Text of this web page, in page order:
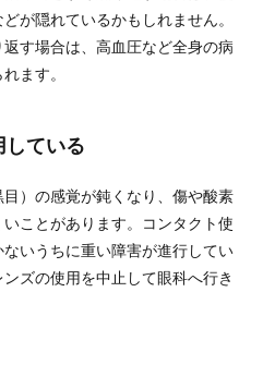
が隠れているかもしれません。
す場合は、高血圧など全身の病
ます。
している
）の感覚が鈍くなり、傷や酸素
ことがあります。コンタクト使
いうちに重い障害が進行してい
ズの使用を中止して眼科へ行き